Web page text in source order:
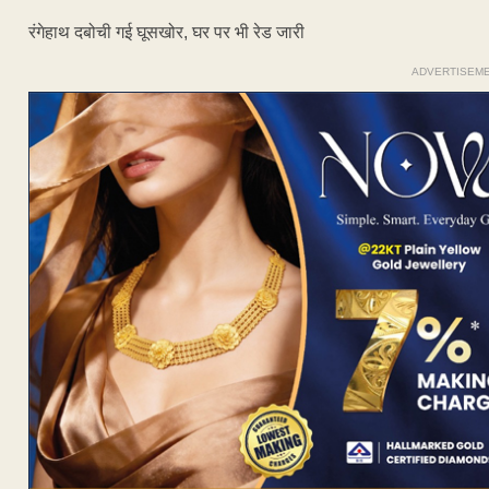
रंगेहाथ दबोची गई घूसखोर, घर पर भी रेड जारी